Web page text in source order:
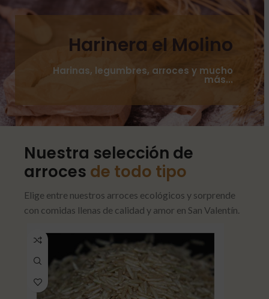
Harinera el Molino
Harinas, legumbres, arroces y mucho
más...
Nuestra selección de
arroces de todo tipo
Elige entre nuestros arroces ecológicos y sorprende
con comidas llenas de calidad y amor en San Valentín.